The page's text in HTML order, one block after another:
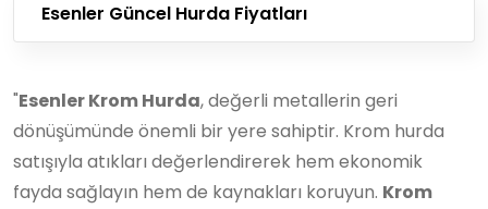
Esenler Güncel Hurda Fiyatları
"Esenler Krom Hurda, değerli metallerin geri
dönüşümünde önemli bir yere sahiptir. Krom hurda
satışıyla atıkları değerlendirerek hem ekonomik
fayda sağlayın hem de kaynakları koruyun. Krom